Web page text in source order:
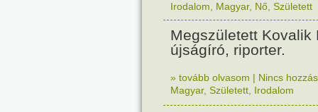
Irodalom
Magyar, Nő Született
Megszületett Kovalik
újságíró, riporter.
» tovább olvasom | Nincs
Magyar, Született Irodalom